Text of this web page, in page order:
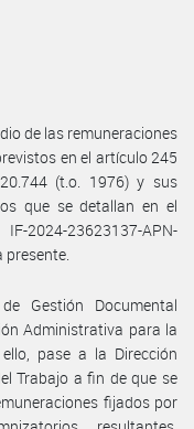
de las remuneraciones
en el artículo 245
(t.o. 1976) y sus
que se detallan en el
2024-23623137-APN-
Gestión Documental
Administrativa para la
pase a la Dirección
Trabajo a fin de que se
fijados por